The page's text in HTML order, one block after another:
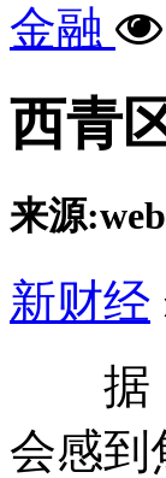
金融
西青
来源:web
新财经
据《
会感到